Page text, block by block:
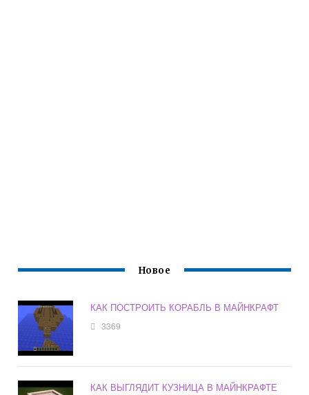
Новое
КАК ПОСТРОИТЬ КОРАБЛЬ В МАЙНКРАФТ
3369
КАК ВЫГЛЯДИТ КУЗНИЦА В МАЙНКРАФТЕ